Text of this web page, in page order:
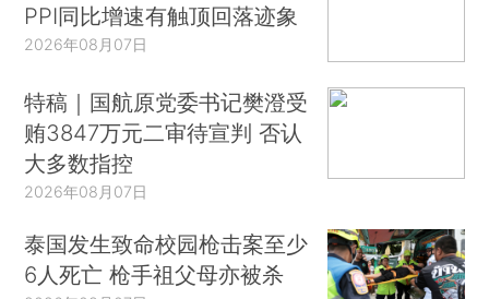
PPI同比增速有触顶回落迹象
2026年08月07日
特稿｜国航原党委书记樊澄受
贿3847万元二审待宣判 否认
大多数指控
2026年08月07日
泰国发生致命校园枪击案至少
6人死亡 枪手祖父母亦被杀